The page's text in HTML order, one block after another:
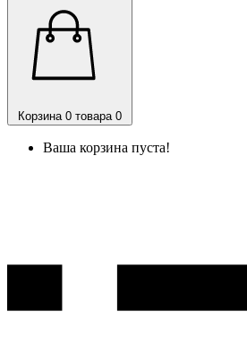
Корзина 0 товара 0
Ваша корзина пуста!